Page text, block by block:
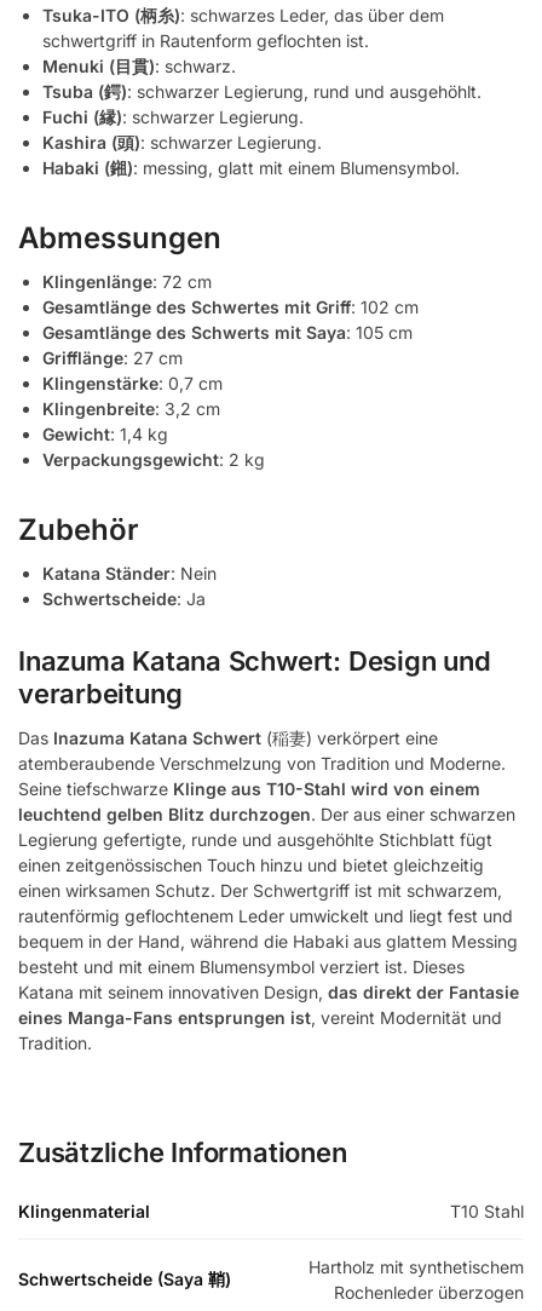
Tsuka-ITO (柄糸): schwarzes Leder, das über dem
schwertgriff in Rautenform geflochten ist.
Menuki (目貫): schwarz.
Tsuba (鍔): schwarzer Legierung, rund und ausgehöhlt.
Fuchi (縁): schwarzer Legierung.
Kashira (頭): schwarzer Legierung.
Habaki (鎺): messing, glatt mit einem Blumensymbol.
Abmessungen
Klingenlänge: 72 cm
Gesamtlänge des Schwertes mit Griff: 102 cm
Gesamtlänge des Schwerts mit Saya: 105 cm
Grifflänge: 27 cm
Klingenstärke: 0,7 cm
Klingenbreite: 3,2 cm
Gewicht: 1,4 kg
Verpackungsgewicht: 2 kg
Zubehör
Katana Ständer: Nein
Schwertscheide: Ja
Inazuma Katana Schwert: Design und
verarbeitung
Das Inazuma Katana Schwert (稲妻) verkörpert eine
atemberaubende Verschmelzung von Tradition und Moderne.
Seine tiefschwarze Klinge aus T10-Stahl wird von einem
leuchtend gelben Blitz durchzogen. Der aus einer schwarzen
Legierung gefertigte, runde und ausgehöhlte Stichblatt fügt
einen zeitgenössischen Touch hinzu und bietet gleichzeitig
einen wirksamen Schutz. Der Schwertgriff ist mit schwarzem,
rautenförmig geflochtenem Leder umwickelt und liegt fest und
bequem in der Hand, während die Habaki aus glattem Messing
besteht und mit einem Blumensymbol verziert ist. Dieses
Katana mit seinem innovativen Design, das direkt der Fantasie
eines Manga-Fans entsprungen ist, vereint Modernität und
Tradition.
Zusätzliche Informationen
Klingenmaterial T10 Stahl
Schwertscheide (Saya 鞘)
Hartholz mit synthetischem
Rochenleder überzogen